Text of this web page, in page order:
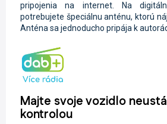
pripojenia na internet. Na
potrebujete špeciálnu anténu, ktorú
Anténa sa jednoducho pripája k
Majte svoje vozidlo
kontrolou